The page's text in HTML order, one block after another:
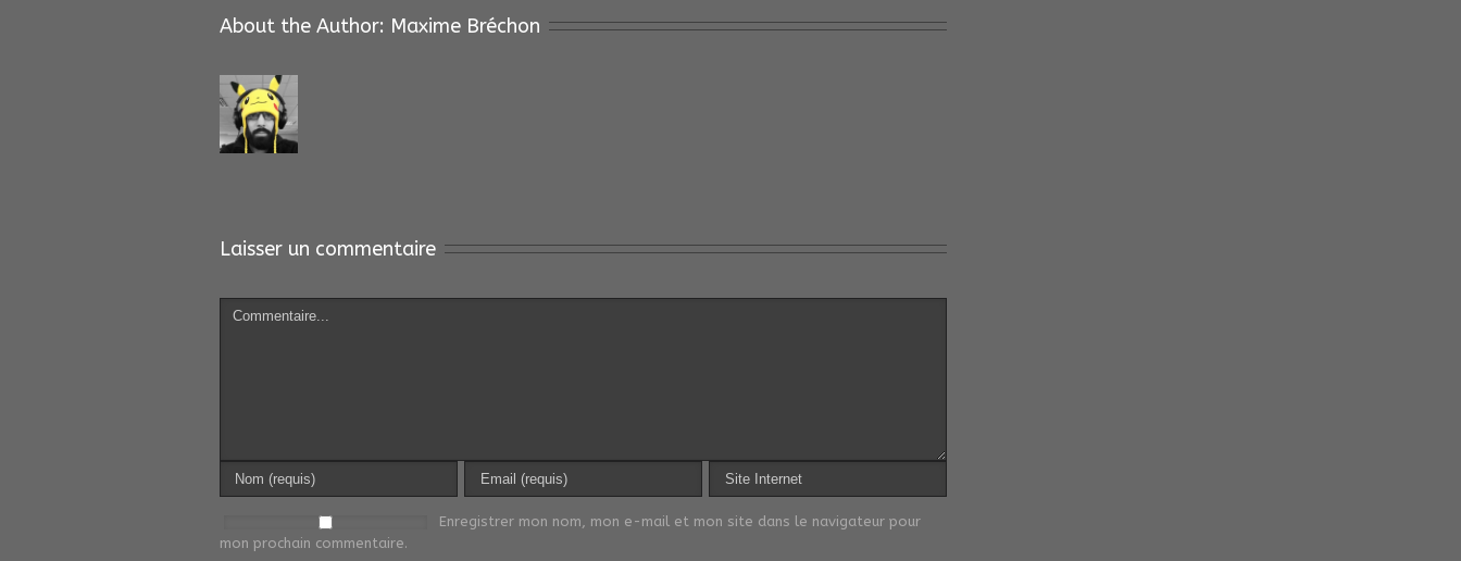
About the Author: Maxime Bréchon
Laisser un commentaire
Enregistrer mon nom, mon e-mail et mon site dans le navigateur pour
mon prochain commentaire.